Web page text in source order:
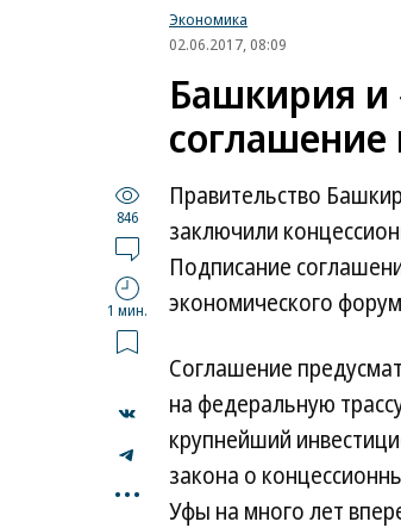
Экономика
02.06.2017, 08:09
Башкирия и
846
1 мин.
...
Правительство
заключили
Подписание
экономического
Соглашение
на федеральную
крупнейший
закона о
Уфы на много лет